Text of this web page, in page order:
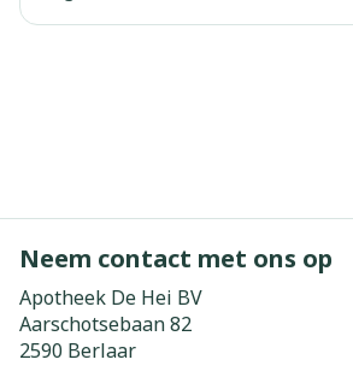
Neem contact met ons op
Apotheek De Hei BV
Aarschotsebaan 82
2590 Berlaar